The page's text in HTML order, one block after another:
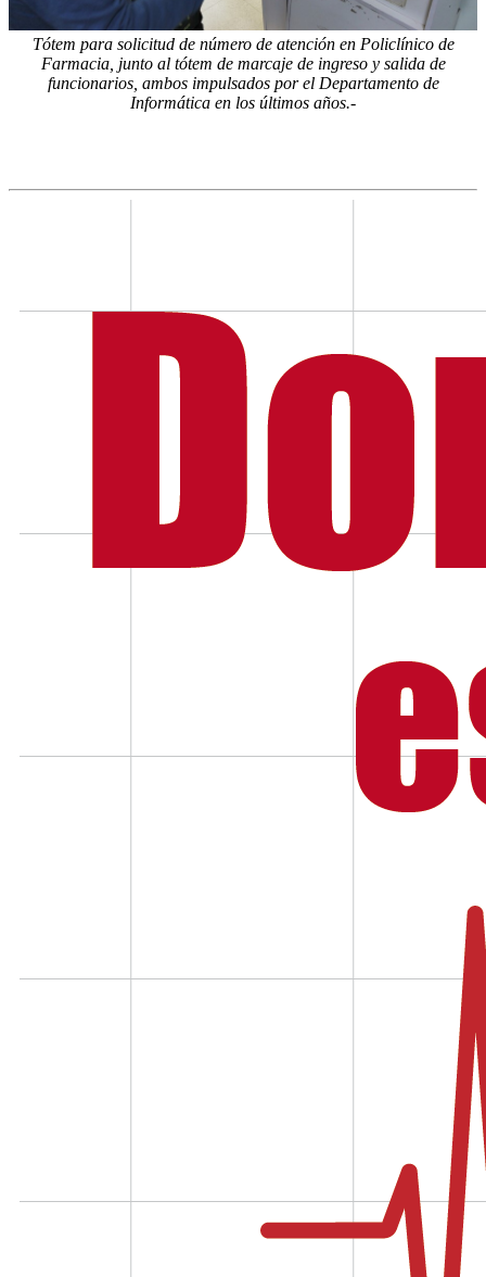
Tótem para solicitud de número de atención en Policlínico de
Farmacia, junto al tótem de marcaje de ingreso y salida de
funcionarios, ambos impulsados por el Departamento de
Informática en los últimos años.-